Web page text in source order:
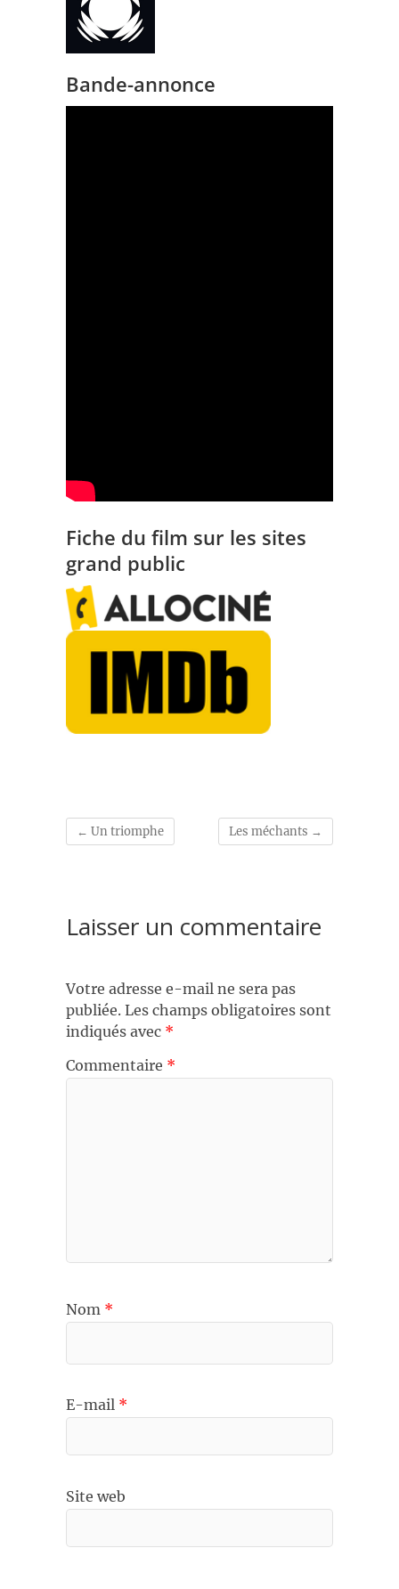
Bande-annonce
Fiche du film sur les sites
grand public
← Un triomphe Les méchants →
Laisser un commentaire
Votre adresse e-mail ne sera pas
publiée. Les champs obligatoires sont
indiqués avec *
Commentaire *
Nom *
E-mail *
Site web